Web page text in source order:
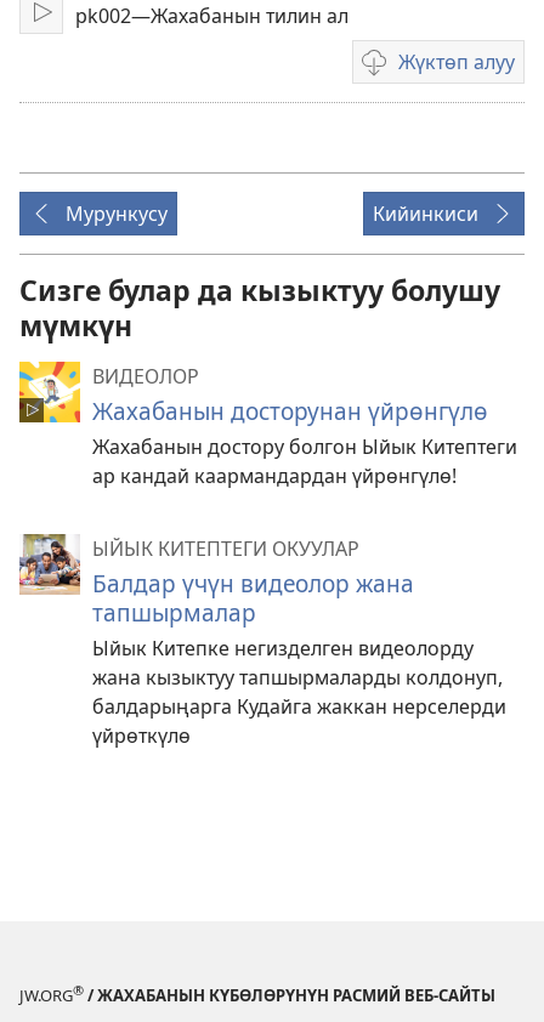
Ойнотуу
pk002—Жахабанын тилин ал
Жүктөп алуу
Видеону
жүктөп
Мурункусу
Кийинкиси
Сизге булар да кызыктуу болушу
мүмкүн
ВИДЕОЛОР
Жахабанын досторунан үйрөнгүлө
Жахабанын достору болгон Ыйык Китептеги
ар кандай каармандардан үйрөнгүлө!
ЫЙЫК КИТЕПТЕГИ ОКУУЛАР
Балдар үчүн видеолор жана
тапшырмалар
Ыйык Китепке негизделген видеолорду
жана кызыктуу тапшырмаларды колдонуп,
балдарыңарга Кудайга жаккан нерселерди
үйрөткүлө
JW.ORG® / ЖАХАБАНЫН КҮБӨЛӨРҮНҮН РАСМИЙ ВЕБ-САЙТЫ